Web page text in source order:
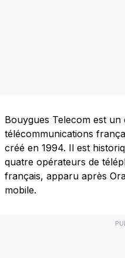
Bouygues Telecom est
télécommunications
créé en 1994. Il est
quatre opérateurs de
français, apparu après
mobile.